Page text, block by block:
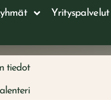
Yrityspalvelut
tiedot